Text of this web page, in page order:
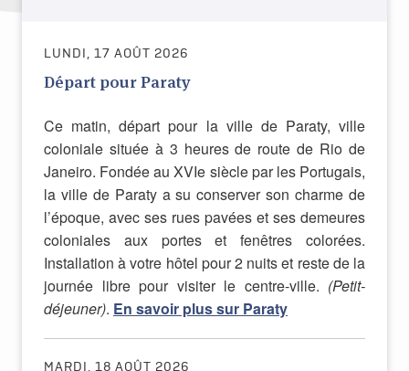
LUNDI, 17 AOÛT 2026
Départ pour Paraty
Ce matin, départ pour la ville de Paraty, ville
coloniale située à 3 heures de route de Rio de
Janeiro. Fondée au XVIe siècle par les Portugais,
la ville de Paraty a su conserver son charme de
l’époque, avec ses rues pavées et ses demeures
coloniales aux portes et fenêtres colorées.
Installation à votre hôtel pour 2 nuits et reste de la
journée libre pour visiter le centre-ville. (Petit-
déjeuner). En savoir plus sur Paraty
MARDI, 18 AOÛT 2026